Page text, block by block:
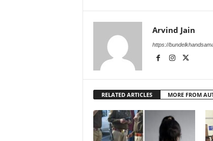
Arvind Jain
https://
RELATED ARTICLES MORE FROM